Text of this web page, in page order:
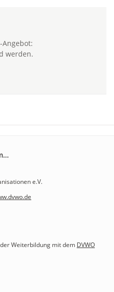
Angebot:
werden.
e.V.
Weiterbildung mit dem DVWO